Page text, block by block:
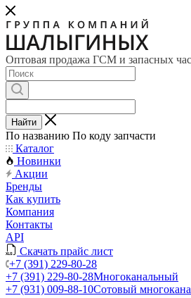
Оптовая продажа ГСМ и запасных
Найти
По названию По коду запчасти
Каталог
Новинки
Акции
Бренды
Как купить
Компания
Контакты
API
Скачать прайс лист
+7 (391) 229-80-28
+7 (391) 229-80-28Многоканальный
+7 (931) 009-88-10Сотовый